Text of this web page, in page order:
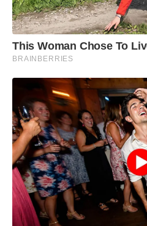
This Woman Chose To
BRAINBERRIES